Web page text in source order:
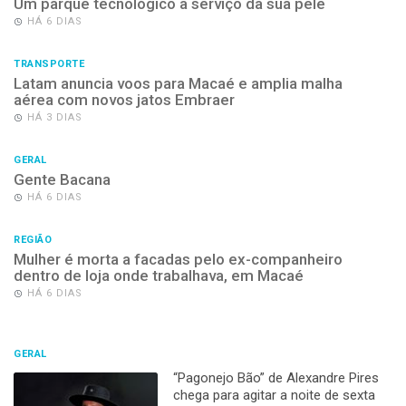
HÁ 6 DIAS
TRANSPORTE
Latam anuncia voos para Macaé e amplia malha
aérea com novos jatos Embraer
HÁ 3 DIAS
GERAL
Gente Bacana
HÁ 6 DIAS
REGIÃO
Mulher é morta a facadas pelo ex-companheiro
dentro de loja onde trabalhava, em Macaé
HÁ 6 DIAS
GERAL
“Pagonejo Bão” de Alexandre Pires
chega para agitar a noite de sexta